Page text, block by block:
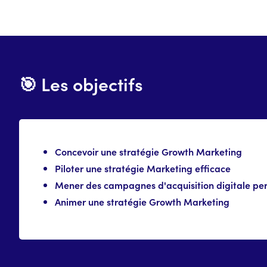
🎯 Les objectifs
Concevoir une stratégie Growth Marketing
Piloter une stratégie Marketing efficace
Mener des campagnes d'acquisition digitale
Animer une stratégie Growth Marketing